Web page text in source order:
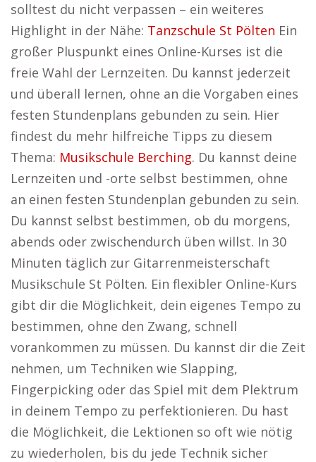
solltest du nicht verpassen – ein weiteres
Highlight in der Nähe: Tanzschule St Pölten Ein
großer Pluspunkt eines Online-Kurses ist die
freie Wahl der Lernzeiten. Du kannst jederzeit
und überall lernen, ohne an die Vorgaben eines
festen Stundenplans gebunden zu sein. Hier
findest du mehr hilfreiche Tipps zu diesem
Thema: Musikschule Berching. Du kannst deine
Lernzeiten und -orte selbst bestimmen, ohne
an einen festen Stundenplan gebunden zu sein.
Du kannst selbst bestimmen, ob du morgens,
abends oder zwischendurch üben willst. In 30
Minuten täglich zur Gitarrenmeisterschaft
Musikschule St Pölten. Ein flexibler Online-Kurs
gibt dir die Möglichkeit, dein eigenes Tempo zu
bestimmen, ohne den Zwang, schnell
vorankommen zu müssen. Du kannst dir die Zeit
nehmen, um Techniken wie Slapping,
Fingerpicking oder das Spiel mit dem Plektrum
in deinem Tempo zu perfektionieren. Du hast
die Möglichkeit, die Lektionen so oft wie nötig
zu wiederholen, bis du jede Technik sicher